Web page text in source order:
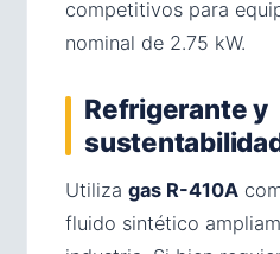
competitivos para
nominal de 2.75 kW.
Refrigerante y
Utiliza gas R-410A
fluido sintético